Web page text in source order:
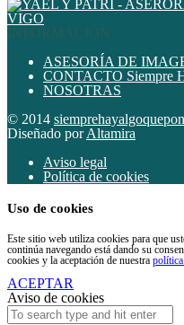
INFORMACIÓN
ASESORÍA DE
CONTACTO Siempre
NOSOTRAS
© 2014
Diseñado porAltamira
Aviso legal
Política de cookies
Uso de cookies
Este sitio web utiliza cookies para que
continúa navegando está dando su
cookies y la aceptación de nuestra
ACEPTAR
Aviso de cookies